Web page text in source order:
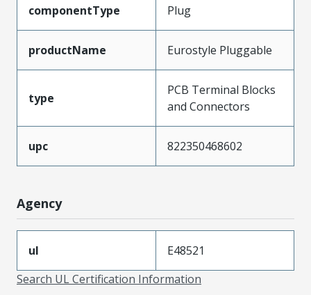
componentType Plug
productName Eurostyle Pluggable
type
PCB Terminal Blocks
and Connectors
upc 822350468602
Agency
ul
E48521
Search UL Certification Information